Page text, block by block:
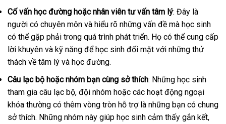
Cố vấn học đường hoặc nhân viên tư vấn tâm lý: Đây là
người có chuyên môn và hiểu rõ những vấn đề mà học sinh
có thể gặp phải trong quá trình phát triển. Họ có thể cung cấp
lời khuyên và kỹ năng để học sinh đối mặt với những thử
thách về tâm lý và học đường.
Câu lạc bộ hoặc nhóm bạn cùng sở thích: Những học sinh
tham gia câu lạc bộ, đội nhóm hoặc các hoạt động ngoại
khóa thường có thêm vòng tròn hỗ trợ là những bạn có chung
sở thích. Những nhóm này giúp học sinh cảm thấy gắn kết,